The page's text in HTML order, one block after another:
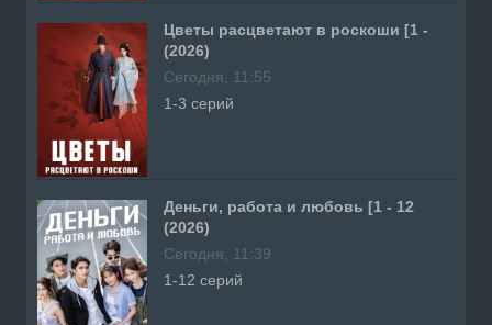
Цветы расцветают в роскоши [1 -
(2026)
Сегодня, 11:55
1-3 серий
Деньги, работа и любовь [1 - 12
(2026)
Сегодня, 11:39
1-12 серий